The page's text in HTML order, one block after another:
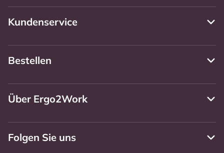
Kundenservice
Bestellen
Über Ergo2Work
Folgen Sie uns